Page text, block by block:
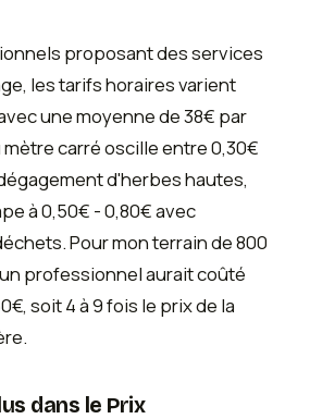
proposant des services
les tarifs horaires varient
une moyenne de 38€ par
carré oscille entre 0,30€
d'herbes hautes,
à 0,50€ - 0,80€ avec
Pour mon terrain de 800
professionnel aurait coûté
soit 4 à 9 fois le prix de la
dans le Prix